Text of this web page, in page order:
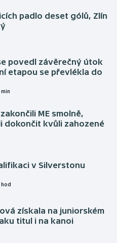
padlo deset gólů, Zlín
povedl závěrečný útok
etapou se převlékla do
ME smolně,
dokončit kvůli zahozené
v Silverstonu
získala na juniorském
titul i na kanoi